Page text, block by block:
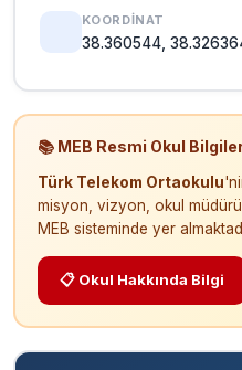
KOORDINAT
38.360544,
📚 MEB Resmi Okul
Türk Telekom Ortaokulu
misyon, vizyon, okul
MEB sisteminde yer
📋 Okul Hakkında Bilgi